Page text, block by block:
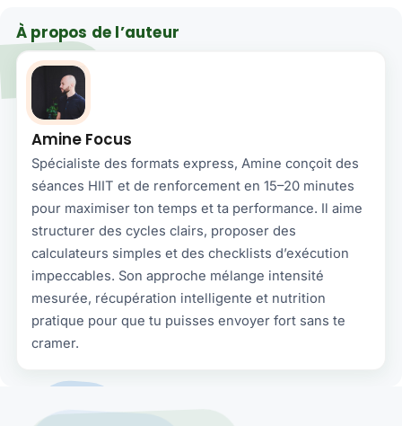
À propos de l’auteur
Amine Focus
Spécialiste des formats express, Amine conçoit des
séances HIIT et de renforcement en 15–20 minutes
pour maximiser ton temps et ta performance. Il aime
structurer des cycles clairs, proposer des
calculateurs simples et des checklists d’exécution
impeccables. Son approche mélange intensité
mesurée, récupération intelligente et nutrition
pratique pour que tu puisses envoyer fort sans te
cramer.